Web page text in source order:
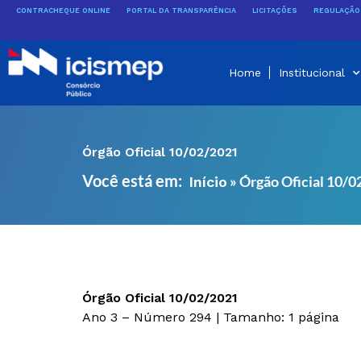
conteúdo
CONTRACHEQUE ONLINE PORTAL DA TRANSPARÊNCIA LICITAÇÕES
Home Institucional
Órgão Oficial 10/02/2021
Você está em: Início »Órgão Oficial 10/
Órgão Oficial 10/02/2021
Ano 3 – Número 294 | Tamanho: 1 página